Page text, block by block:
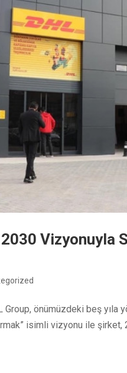
Vizyonuyla
önümüzdeki beş yıla
isimli vizyonu ile şirket,